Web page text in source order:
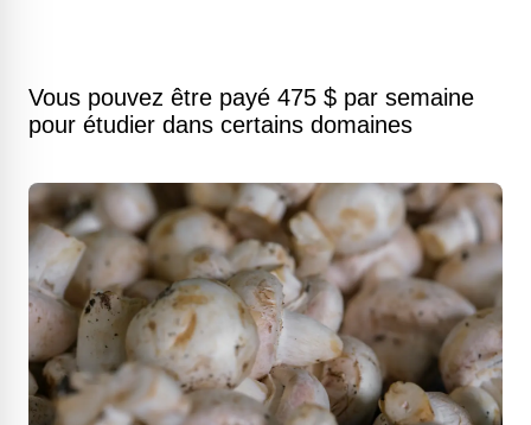
Vous pouvez être payé 475 $ par semaine
pour étudier dans certains domaines